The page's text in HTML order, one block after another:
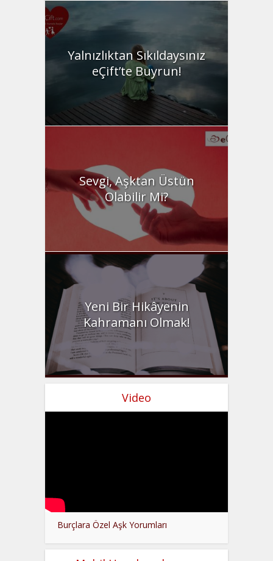
Yalnızlıktan Sıkıldaysınız
eÇift’te Buyrun!
Sevgi, Aşktan Üstün
Olabilir Mi?
Yeni Bir Hikâyenin
Kahramanı Olmak!
Video
Burçlara Özel Aşk Yorumları